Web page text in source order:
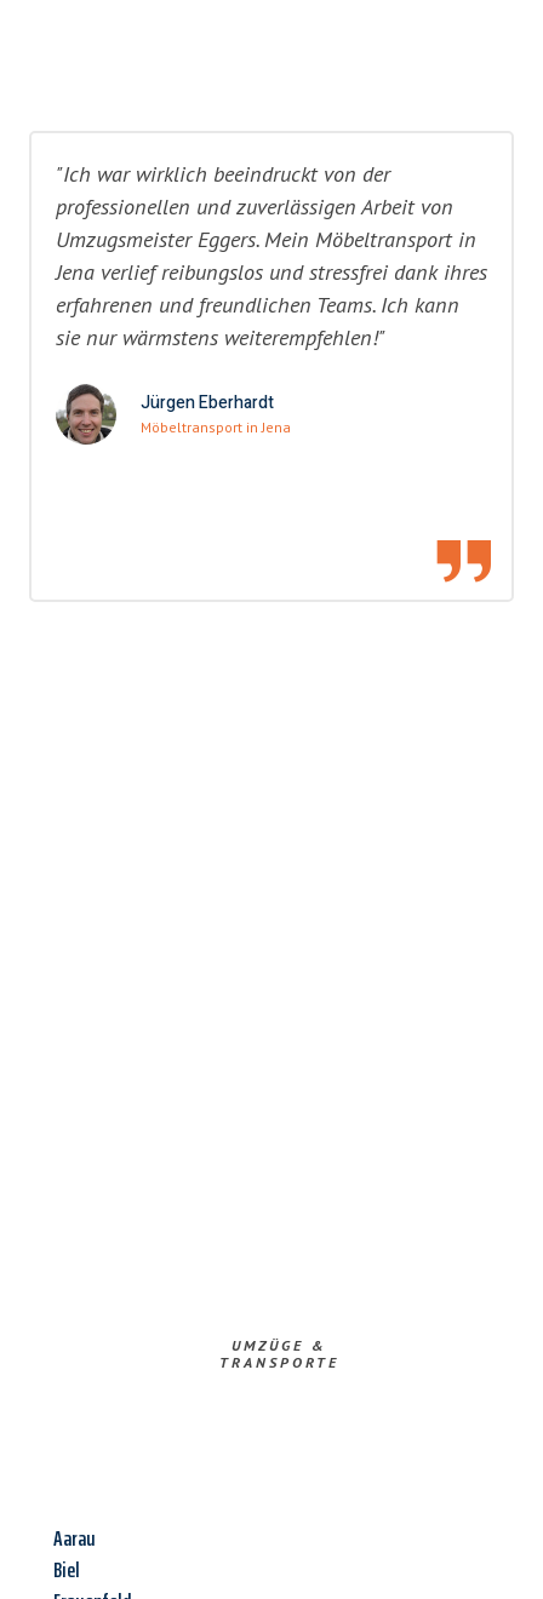
"Ich war wirklich beeindruckt von der
professionellen und zuverlässigen Arbeit von
Umzugsmeister Eggers. Mein Möbeltransport in
Jena verlief reibungslos und stressfrei dank ihres
erfahrenen und freundlichen Teams. Ich kann
sie nur wärmstens weiterempfehlen!"
Jürgen Eberhardt
Möbeltransport in Jena
UMZÜGE &
TRANSPORTE
Aarau
Biel